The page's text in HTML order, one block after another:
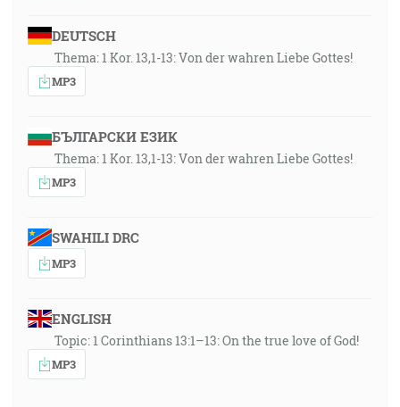
DEUTSCH
Thema: 1 Kor. 13,1-13: Von der wahren Liebe Gottes!
MP3
БЪЛГАРСКИ ЕЗИК
Thema: 1 Kor. 13,1-13: Von der wahren Liebe Gottes!
MP3
SWAHILI DRC
MP3
ENGLISH
Topic: 1 Corinthians 13:1–13: On the true love of God!
MP3